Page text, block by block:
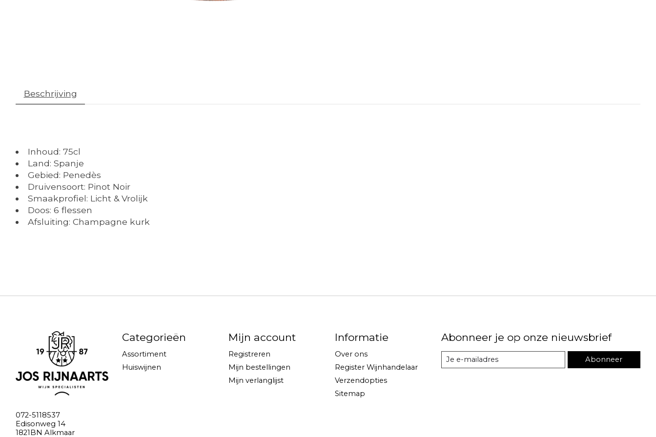
Beschrijving
Inhoud: 75cl
Land: Spanje
Gebied: Penedès
Druivensoort: Pinot Noir
Smaakprofiel: Licht & Vrolijk
Doos: 6 flessen
Afsluiting: Champagne kurk
072-5118537
Edisonweg 14
1821BN Alkmaar
Categorieën
Assortiment
Huiswijnen
Mijn account
Registreren
Mijn bestellingen
Mijn verlanglijst
Informatie
Over ons
Register Wijnhandelaar
Verzendopties
Sitemap
Abonneer je op onze nieuwsbrief
Abonneer